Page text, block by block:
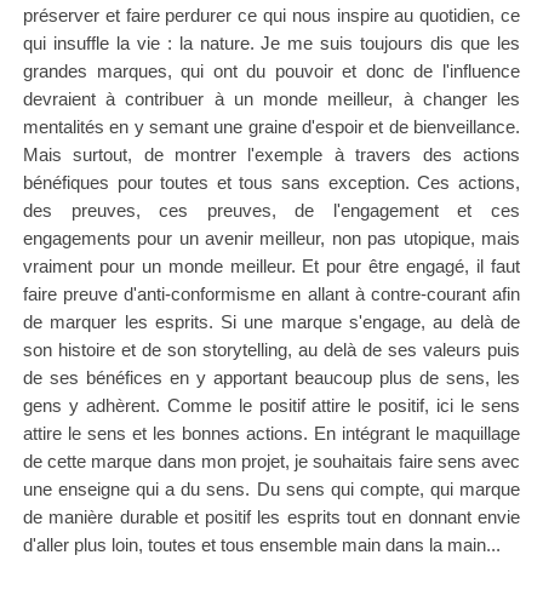
préserver et faire perdurer ce qui nous inspire au quotidien, ce
qui insuffle la vie : la nature. Je me suis toujours dis que les
grandes marques, qui ont du pouvoir et donc de l'influence
devraient à contribuer à un monde meilleur, à changer les
mentalités en y semant une graine d'espoir et de bienveillance.
Mais surtout, de montrer l'exemple à travers des actions
bénéfiques pour toutes et tous sans exception. Ces actions,
des preuves, ces preuves, de l'engagement et ces
engagements pour un avenir meilleur, non pas utopique, mais
vraiment pour un monde meilleur. Et pour être engagé, il faut
faire preuve d'anti-conformisme en allant à contre-courant afin
de marquer les esprits. Si une marque s'engage, au delà de
son histoire et de son storytelling, au delà de ses valeurs puis
de ses bénéfices en y apportant beaucoup plus de sens, les
gens y adhèrent. Comme le positif attire le positif, ici le sens
attire le sens et les bonnes actions. En intégrant le maquillage
de cette marque dans mon projet, je souhaitais faire sens avec
une enseigne qui a du sens. Du sens qui compte, qui marque
de manière durable et positif les esprits tout en donnant envie
d'aller plus loin, toutes et tous ensemble main dans la main...